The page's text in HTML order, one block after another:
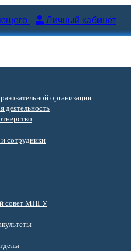
Личный кабинет
организации
деятельность
сотрудники
совет МПГУ